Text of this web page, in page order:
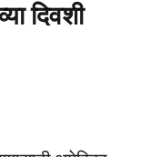
दिवशी